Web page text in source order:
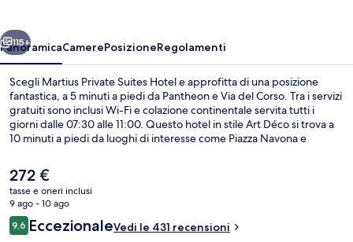
Avanti
115+
PanoramicaCamerePosizioneRegolamenti
Scegli Martius Private Suites Hotel e approfitta di una posizione
fantastica, a 5 minuti a piedi da Pantheon e Via del Corso. Tra i servizi
gratuiti sono inclusi Wi-Fi e colazione continentale servita tutti i
giorni dalle 07:30 alle 11:00. Questo hotel in stile Art Déco si trova a
10 minuti a piedi da luoghi di interesse come Piazza Navona e
personale gentile e le condizioni generali. Approfitta dei mezzi
pubblici nelle vicinanze: Stazione metro di Spagna è a 11 min e
Stazione dei tram di via Arenula/via Cairoli a 11 min a piedi.
Il
prezzo
attuale
è
272 €
272 €
tasse e oneri inclusi
9 ago - 10 ago
Recensioni
9,69,6 su 10
EccezionaleVedi le 431 recensioni